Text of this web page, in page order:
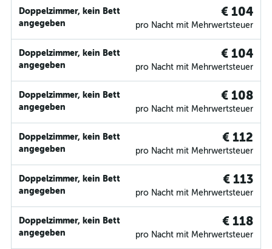
Doppelzimmer, kein Bett
angegeben
€ 104
pro Nacht mit Mehrwertsteuer
Doppelzimmer, kein Bett
angegeben
€ 104
pro Nacht mit Mehrwertsteuer
Doppelzimmer, kein Bett
angegeben
€ 108
pro Nacht mit Mehrwertsteuer
Doppelzimmer, kein Bett
angegeben
€ 112
pro Nacht mit Mehrwertsteuer
Doppelzimmer, kein Bett
angegeben
€ 113
pro Nacht mit Mehrwertsteuer
Doppelzimmer, kein Bett
angegeben
€ 118
pro Nacht mit Mehrwertsteuer